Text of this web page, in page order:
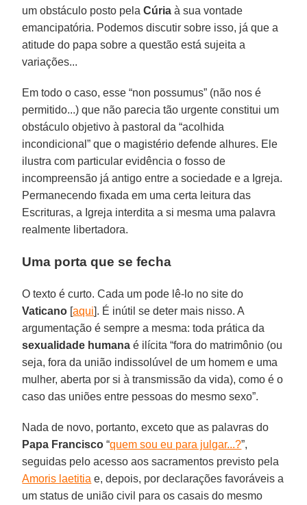
um obstáculo posto pelaCúria à sua vontade
emancipatória. Podemos discutir sobre isso, já que a
atitude do papa sobre a questão está sujeita a
variações...
Em todo o caso, esse “non possumus” (não nos é
permitido...) que não parecia tão urgente constitui um
obstáculo objetivo à pastoral da “acolhida
incondicional” que o magistério defende alhures. Ele
ilustra com particular evidência o fosso de
incompreensão já antigo entre a sociedade e a Igreja.
Permanecendo fixada em uma certa leitura das
Escrituras, a Igreja interdita a si mesma uma palavra
realmente libertadora.
Uma porta que se fecha
O texto é curto. Cada um pode lê-lo no site do
Vaticano [aqui]. É inútil se deter mais nisso. A
argumentação é sempre a mesma: toda prática da
sexualidade humana é ilícita “fora do matrimônio (ou
seja, fora da união indissolúvel de um homem e uma
mulher, aberta por si à transmissão da vida), como é o
caso das uniões entre pessoas do mesmo sexo”.
Nada de novo, portanto, exceto que as palavras do
Papa Francisco “quem sou eu para julgar...?”,
seguidas pelo acesso aos sacramentos previsto pela
Amoris laetitia e, depois, por declarações favoráveis a
um status de união civil para os casais do mesmo